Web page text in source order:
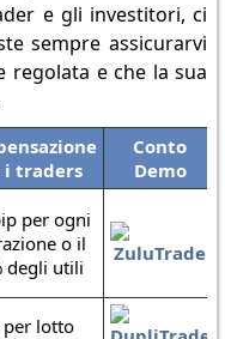
e gli investitori, ci
sempre assicurarvi
regolata e che la sua
i traders
Conto
Demo
per ogni
o il
degli utili
per lotto